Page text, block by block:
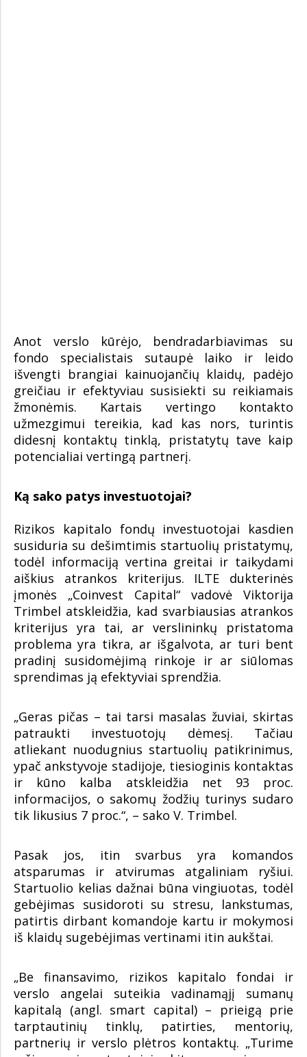
Anot verslo kūrėjo, bendradarbiavimas su
fondo specialistais sutaupė laiko ir leido
išvengti brangiai kainuojančių klaidų, padėjo
greičiau ir efektyviau susisiekti su reikiamais
žmonėmis. Kartais vertingo kontakto
užmezgimui tereikia, kad kas nors, turintis
didesnį kontaktų tinklą, pristatytų tave kaip
potencialiai vertingą partnerį.
Ką sako patys investuotojai?
Rizikos kapitalo fondų investuotojai kasdien
susiduria su dešimtimis startuolių pristatymų,
todėl informaciją vertina greitai ir taikydami
aiškius atrankos kriterijus. ILTE dukterinės
įmonės „Coinvest Capital“ vadovė Viktorija
Trimbel atskleidžia, kad svarbiausias atrankos
kriterijus yra tai, ar verslininkų pristatoma
problema yra tikra, ar išgalvota, ar turi bent
pradinį susidomėjimą rinkoje ir ar siūlomas
sprendimas ją efektyviai sprendžia.
„Geras pičas – tai tarsi masalas žuviai, skirtas
patraukti investuotojų dėmesį. Tačiau
atliekant nuodugnius startuolių patikrinimus,
ypač ankstyvoje stadijoje, tiesioginis kontaktas
ir kūno kalba atskleidžia net 93 proc.
informacijos, o sakomų žodžių turinys sudaro
tik likusius 7 proc.“, – sako V. Trimbel.
Pasak jos, itin svarbus yra komandos
atsparumas ir atvirumas atgaliniam ryšiui.
Startuolio kelias dažnai būna vingiuotas, todėl
gebėjimas susidoroti su stresu, lankstumas,
patirtis dirbant komandoje kartu ir mokymosi
iš klaidų sugebėjimas vertinami itin aukštai.
„Be finansavimo, rizikos kapitalo fondai ir
verslo angelai suteikia vadinamąjį sumanų
kapitalą (angl. smart capital) – prieigą prie
tarptautinių tinklų, patirties, mentorių,
partnerių ir verslo plėtros kontaktų. „Turime